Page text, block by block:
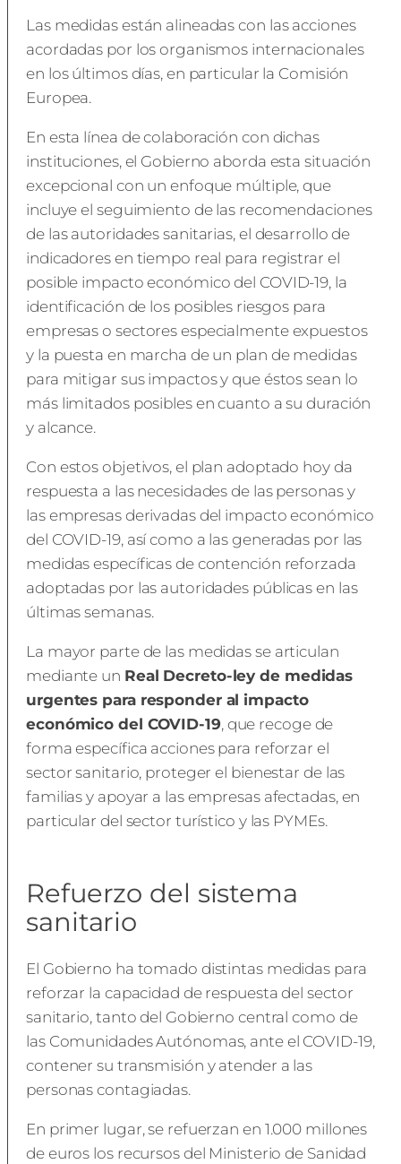
Las medidas están alineadas con las acciones
acordadas por los organismos internacionales
en los últimos días, en particular la Comisión
Europea.
En esta línea de colaboración con dichas
instituciones, el Gobierno aborda esta situación
excepcional con un enfoque múltiple, que
incluye el seguimiento de las recomendaciones
de las autoridades sanitarias, el desarrollo de
indicadores en tiempo real para registrar el
posible impacto económico del COVID-19, la
identificación de los posibles riesgos para
empresas o sectores especialmente expuestos
y la puesta en marcha de un plan de medidas
para mitigar sus impactos y que éstos sean lo
más limitados posibles en cuanto a su duración
y alcance.
Con estos objetivos, el plan adoptado hoy da
respuesta a las necesidades de las personas y
las empresas derivadas del impacto económico
del COVID-19, así como a las generadas por las
medidas específicas de contención reforzada
adoptadas por las autoridades públicas en las
últimas semanas.
La mayor parte de las medidas se articulan
mediante un Real Decreto-ley de medidas
urgentes para responder al impacto
económico del COVID-19, que recoge de
forma específica acciones para reforzar el
sector sanitario, proteger el bienestar de las
familias y apoyar a las empresas afectadas, en
particular del sector turístico y las PYMEs.
Refuerzo del sistema
sanitario
El Gobierno ha tomado distintas medidas para
reforzar la capacidad de respuesta del sector
sanitario, tanto del Gobierno central como de
las Comunidades Autónomas, ante el COVID-19,
contener su transmisión y atender a las
personas contagiadas.
En primer lugar, se refuerzan en 1.000 millones
de euros los recursos del Ministerio de Sanidad